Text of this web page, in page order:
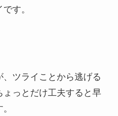
す。
ツライことから逃げる
ょっとだけ工夫すると早